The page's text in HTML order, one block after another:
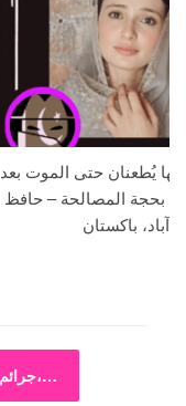
يُطعنان حتى الموت بعد
بحجة المصالحة – حافظ
آباد، باكستان
جرائم الشرف في ولاية كيرالا،…